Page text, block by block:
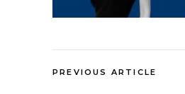
PREVIOUS ARTICLE